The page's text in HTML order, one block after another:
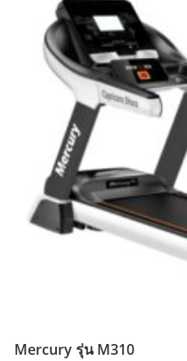
Mercury รุ่น M310